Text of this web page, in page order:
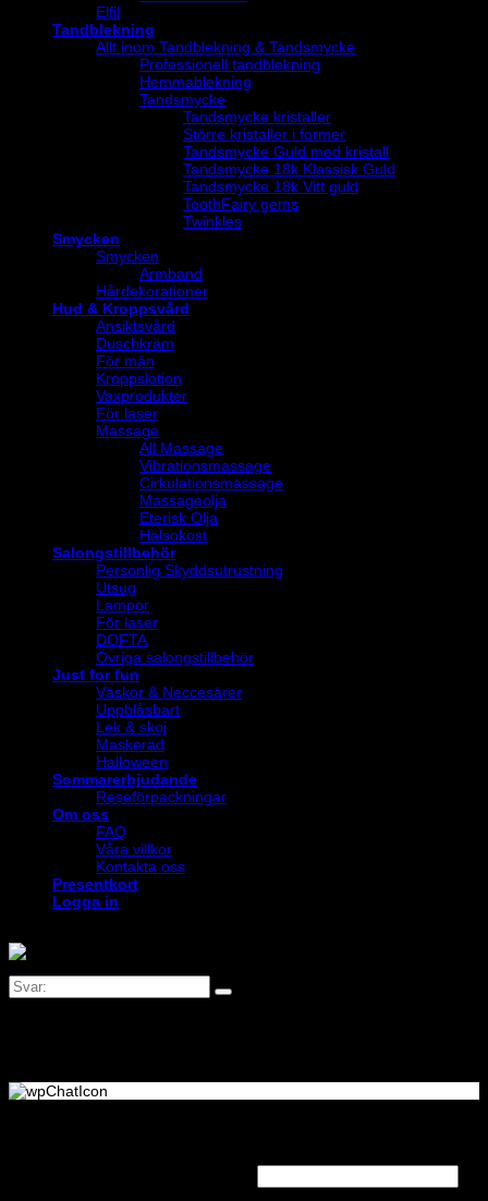
Elfil
Tandblekning
Allt inom Tandblekning & Tandsmycke
Professionell tandblekning
Hemmablekning
Tandsmycke
Tandsmycke kristaller
Större kristaller i former
Tandsmycke Guld med kristall
Tandsmycke 18k Klassisk Guld
Tandsmycke 18k Vitt guld
ToothFairy gems
Twinkles
Smycken
Smycken
Armband
Hårdekorationer
Hud & Kroppsvård
Ansiktsvård
Duschkräm
För män
Kroppslotion
Vaxprodukter
För laser
Massage
All Massage
Vibrationsmassage
Cirkulationsmassage
Massageolja
Eterisk Olja
Hälsokost
Salongstillbehör
Personlig Skyddsutrustning
Utsug
Lampor
För laser
DOFTA
Övriga salongstillbehör
Just for fun
Väskor & Neccesärer
Uppblåsbart
Lek & skoj
Maskerad
Halloween
Sommarerbjudande
Reseförpackningar
Om oss
FAQ
Våra villkor
Kontakta oss
Presentkort
Logga in